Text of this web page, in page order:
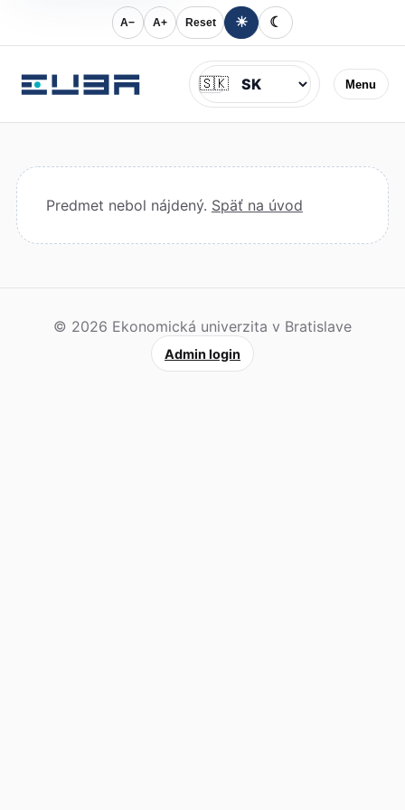
A− A+ Reset ☀ ☾
Menu
Jazyk
🇸🇰
Predmet nebol nájdený. Späť na úvod
© 2026 Ekonomická univerzita v Bratislave
Admin login